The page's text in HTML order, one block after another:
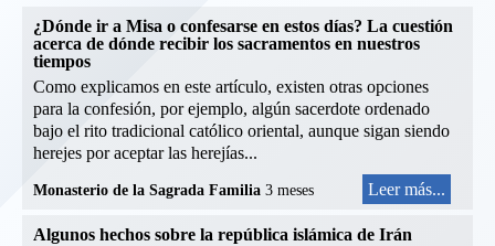
¿Dónde ir a Misa o confesarse en estos días? La cuestión
acerca de dónde recibir los sacramentos en nuestros
tiempos
Como explicamos en este artículo, existen otras opciones
para la confesión, por ejemplo, algún sacerdote ordenado
bajo el rito tradicional católico oriental, aunque sigan siendo
herejes por aceptar las herejías...
Monasterio de la Sagrada Familia 3 meses Leer más...
Algunos hechos sobre la república islámica de Irán